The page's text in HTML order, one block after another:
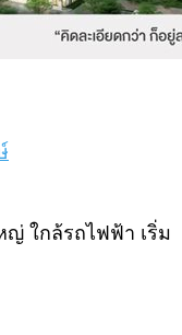
ใกล้รถไฟฟ้า เริ่ม